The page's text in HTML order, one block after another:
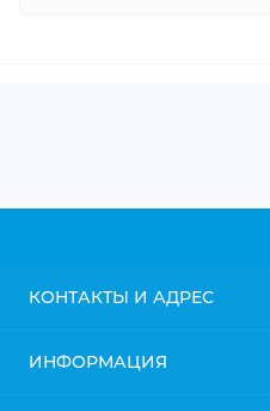
КОНТАКТЫ И АДРЕС
ИНФОРМАЦИЯ